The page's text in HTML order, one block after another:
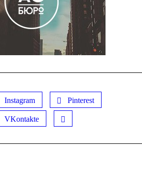
Instagram Pinterest
VKontakte